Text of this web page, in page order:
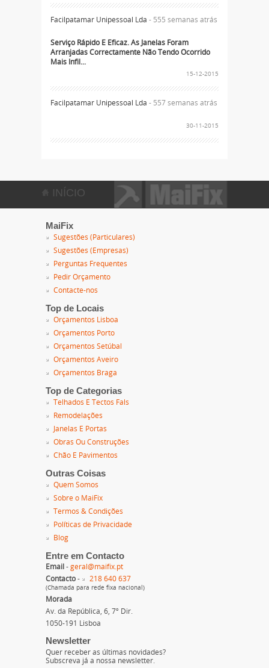
Facilpatamar Unipessoal Lda - 555 semanas atrás
Serviço Rápido E Eficaz. As Janelas Foram
Arranjadas Correctamente Não Tendo Ocorrido
Mais Infil...
15-12-2015
Facilpatamar Unipessoal Lda - 557 semanas atrás
30-11-2015
INÍCIO
MaiFix
Sugestões (Particulares)
Sugestões (Empresas)
Perguntas Frequentes
Pedir Orçamento
Contacte-nos
Top de Locais
Orçamentos Lisboa
Orçamentos Porto
Orçamentos Setúbal
Orçamentos Aveiro
Orçamentos Braga
Top de Categorias
Telhados E Tectos Fals
Remodelações
Janelas E Portas
Obras Ou Construções
Chão E Pavimentos
Outras Coisas
Quem Somos
Sobre o MaiFix
Termos & Condições
Políticas de Privacidade
Blog
Entre em Contacto
Email - geral@maifix.pt
Contacto - 218 640 637
(Chamada para rede fixa nacional)
Morada
Av. da República, 6, 7º Dir.
1050-191 Lisboa
Newsletter
Quer receber as últimas novidades?
Subscreva já a nossa newsletter.